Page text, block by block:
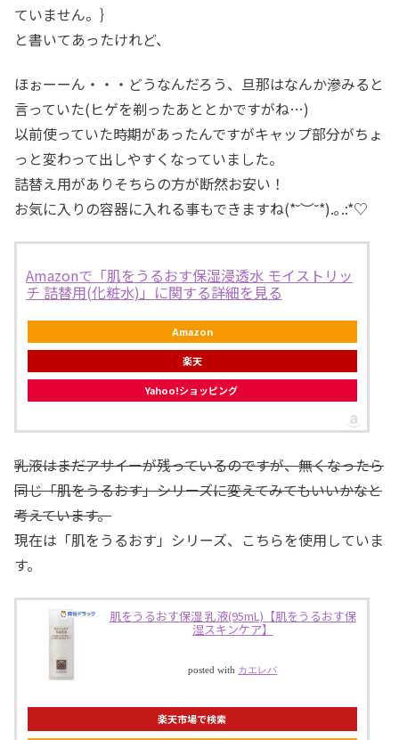
ていません。｝
と書いてあったけれど、
ほぉーーん・・・どうなんだろう、旦那はなんか滲みると
言っていた(ヒゲを剃ったあととかですがね…)
以前使っていた時期があったんですがキャップ部分がちょ
っと変わって出しやすくなっていました。
詰替え用がありそちらの方が断然お安い！
お気に入りの容器に入れる事もできますね(*˘︶˘*).｡.:*♡
Amazonで「肌をうるおす保湿浸透水 モイストリッ
チ 詰替用(化粧水)」に関する詳細を見る
Amazon
楽天
Yahoo!ショッピング
乳液はまだアサイーが残っているのですが、無くなったら
同じ「肌をうるおす」シリーズに変えてみてもいいかなと
考えています。
現在は「肌をうるおす」シリーズ、こちらを使用していま
す。
肌をうるおす保湿 乳液(95mL)【肌をうるおす保
湿スキンケア】
posted with カエレバ
楽天市場で検索